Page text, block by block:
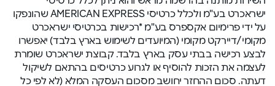
ישראכרט בע"מ ולכלל כרטיסי AMERICAN EXPRESS שהונפקו
על ידי פרימיום אקספרס בע"מ *רכישות בכרטיסי ישראכרט
מקומי/דיירקט מקומי (המיועדים לשימוש בארץ בלבד) יאפשרו
לבצע רכישה בבתי עסק בארץ בלבד. קבוצת ישראכרט שומרת
לעצמה את הזכות להוסיף או לגרוע כרטיסים בהתאם לשיקול
דעתה. סכום ההחזר יחושב מסכום העסקה המלא (לא לפי כל